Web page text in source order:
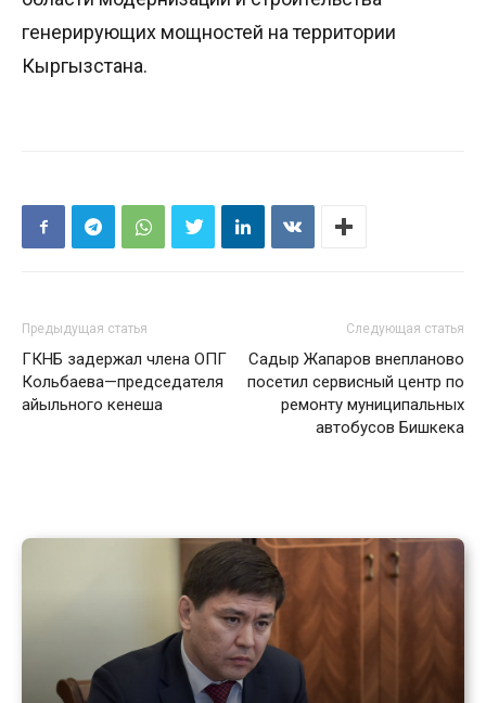
генерирующих мощностей на территории
Кыргызстана.
Предыдущая статья
ГКНБ задержал члена ОПГ
Кольбаева—председателя
айыльного кенеша
Следующая статья
Садыр Жапаров внепланово
посетил сервисный центр по
ремонту муниципальных
автобусов Бишкека